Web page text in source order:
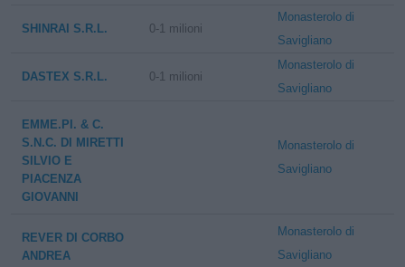
SHINRAI S.R.L. 0-1 milioni
Monasterolo di
Savigliano
DASTEX S.R.L. 0-1 milioni
Monasterolo di
Savigliano
EMME.PI. & C.
S.N.C. DI MIRETTI
SILVIO E
PIACENZA
GIOVANNI
Monasterolo di
Savigliano
REVER DI CORBO
ANDREA
Monasterolo di
Savigliano